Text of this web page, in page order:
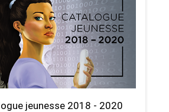
jeunesse 2018 - 2020